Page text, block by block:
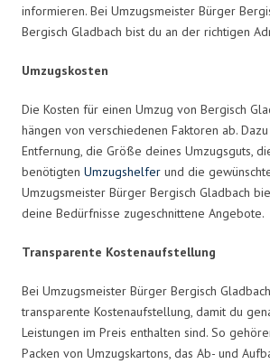
informieren. Bei Umzugsmeister Bürger
Bergisch Gladbach bist du an der richtigen
Umzugskosten
Die Kosten für einen Umzug von Bergisch
hängen von verschiedenen Faktoren ab.
Entfernung, die Größe deines Umzugsguts,
benötigten Umzugshelfer und die
Umzugsmeister Bürger Bergisch Gladbach
deine Bedürfnisse zugeschnittene Angebote.
Transparente Kostenaufstellung
Bei Umzugsmeister Bürger Bergisch
transparente Kostenaufstellung, damit du
Leistungen im Preis enthalten sind. So
Packen von Umzugskartons, das Ab- und